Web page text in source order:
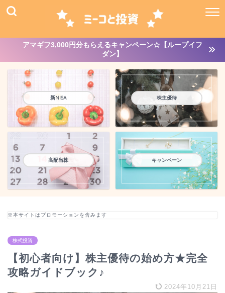
アマギフ3,000円分もらえるキャンペーン☆【ループイフ
ダン】
新NISA 株主優待
高配当株 キャンペーン
※本サイトはプロモーションを含みます
株式投資
【初心者向け】株主優待の始め方★完全
攻略ガイドブック♪
2024年10月21日